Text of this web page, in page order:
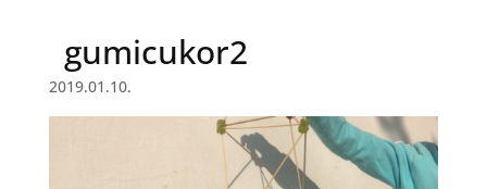
gumicukor2
2019.01.10.